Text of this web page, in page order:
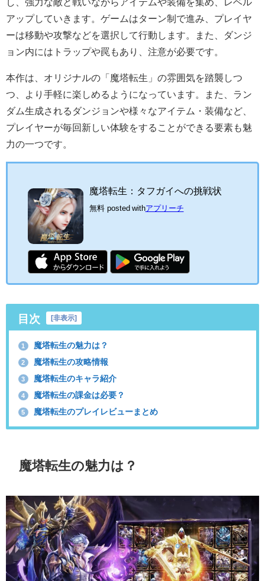
し、強力な敵と戦いながらアイテムや装備を集め、レベル
アップしていきます。ゲームはターン制で進み、プレイヤ
ーは移動や攻撃などを選択して行動します。また、ダンジ
ョン内にはトラップや罠もあり、注意が必要です。
本作は、オリジナルの「魔塔転生」の雰囲気を踏襲しつ
つ、より手軽に楽しめるようになっています。また、ラン
ダム生成されるダンジョンや様々なアイテム・装備など、
プレイヤーが毎回新しい体験をすることができる要素も魅
力の一つです。
魔塔転生：タフガイへの挑戦状
無料 posted withアプリーチ
目次 [非表示]
1 魔塔転生の魅力は？
2 魔塔転生の攻略情報
3 魔塔転生のキャラ紹介
4 魔塔転生の課金は必要？
5 魔塔転生のプレイレビューまとめ
魔塔転生の魅力は？